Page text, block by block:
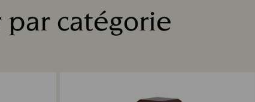
par catégorie